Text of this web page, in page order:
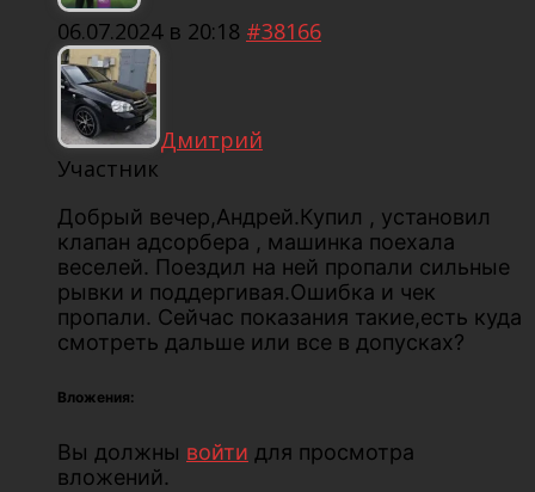
06.07.2024 в 20:18 #38166
Дмитрий
Участник
Добрый вечер,Андрей.Купил , установил
клапан адсорбера , машинка поехала
веселей. Поездил на ней пропали сильные
рывки и поддергивая.Ошибка и чек
пропали. Сейчас показания такие,есть куда
смотреть дальше или все в допусках?
Вложения:
Вы должны войти для просмотра
вложений.